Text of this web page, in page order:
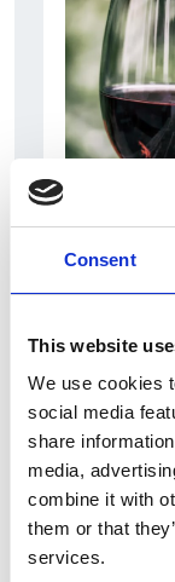
Consent
This website
We use cookies
social media
share
media,
combine it with
them or that
services.
Italia